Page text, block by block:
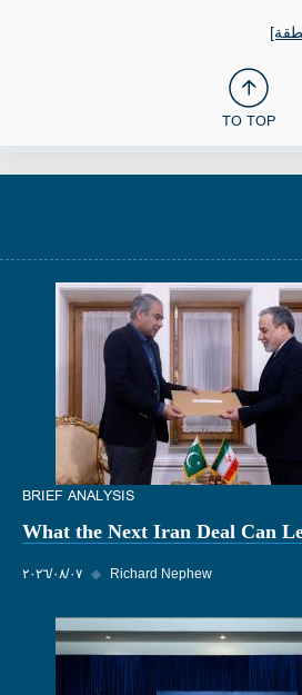
TO TOP
BRIEF ANALYSIS
What the Next Iran Deal Can
٠٧‏/٠٨‏/٢٠٢٦ ◆ Richard Nephew